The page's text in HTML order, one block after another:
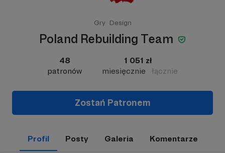
Gry Design
Poland Rebuilding Team
48
patronów
1 051 zł
miesięcznie
łącznie
Zostań Patronem
Profil Posty Galeria Komentarze